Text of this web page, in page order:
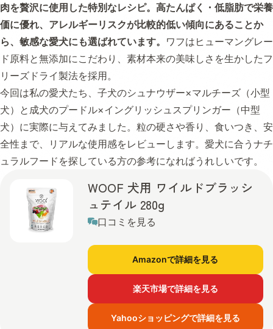
肉を贅沢に使用した特別なレシピ。高たんぱく・低脂肪で栄養
価に優れ、アレルギーリスクが比較的低い傾向にあることか
ら、敏感な愛犬にも選ばれています。 ワフはヒューマングレー
ド原料と無添加にこだわり、素材本来の美味しさを生かしたフ
リーズドライ製法を採用。
今回は私の愛犬たち、子犬のシュナウザー×マルチーズ（小型
犬）と成犬のプードル×イングリッシュスプリンガー（中型
犬）に実際に与えてみました。粒の硬さや香り、食いつき、安
全性まで、リアルな使用感をレビューします。愛犬に合うナチ
ュラルフードを探している方の参考になればうれしいです。
WOOF 犬用 ワイルドブラッシ
ュテイル 280g
口コミを見る
Amazonで詳細を見る
楽天市場で詳細を見る
Yahooショッピングで詳細を見る